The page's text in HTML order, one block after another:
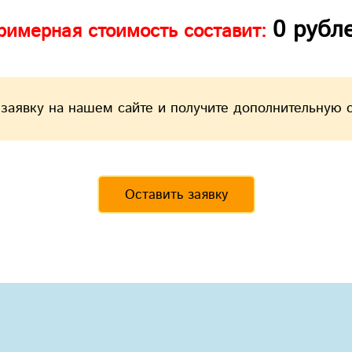
стоимость составит: 0
на нашем сайте и получите дополнительную
Оставить заявку